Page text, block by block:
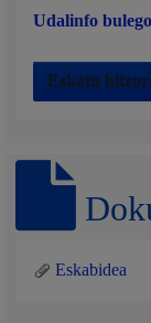
Udalinfo
Eskatu
Eskabidea